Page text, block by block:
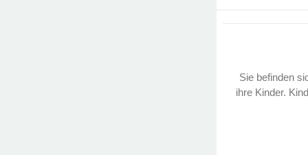
Sie befinden
ihre Kinder.